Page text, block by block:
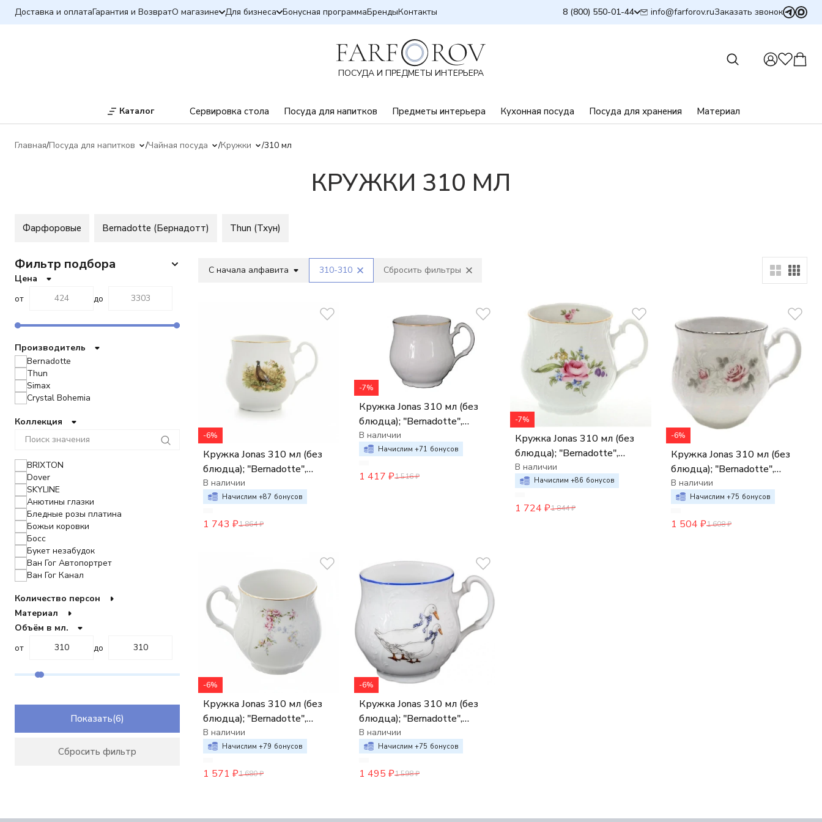
Доставка и оплатаГарантия и ВозвратО магазине Для бизнеса Бонусная программаБрендыКонтакты 8 (800) 550-01-44 info@farforov.ruЗаказать звонок
ПОСУДА И ПРЕДМЕТЫ ИНТЕРЬЕРА
Каталог Сервировка стола Посуда для напитков Предметы интерьера Кухонная посуда Посуда для хранения Материал
Главная Посуда для напитков Чайная посуда Кружки 310 мл
КРУЖКИ 310 МЛ
Фарфоровые Bernadotte (Бернадотт) Thun (Тхун)
C начала алфавита 310-310 Сбросить фильтры
-6%
Кружка Jonas 310 мл (без
блюдца); "Bernadotte",
декор "Охотничьи
сюжеты",
В наличии
Начислим +87 бонусов
1 743 ₽1 864₽
-7%
Кружка Jonas 310 мл (без
блюдца); "Bernadotte",
декор "Отводка золото",
В наличии
Начислим +71 бонусов
1 417 ₽1 516₽
-7%
Кружка Jonas 310 мл (без
блюдца); "Bernadotte",
декор "Мейсенский букет",
В наличии
Начислим +86 бонусов
1 724 ₽1 844₽
-6%
Кружка Jonas 310 мл (без
блюдца); "Bernadotte",
декор "Бледные розы,
отводка платина",
В наличии
Начислим +75 бонусов
1 504 ₽1 608₽
-6%
Кружка Jonas 310 мл (без
блюдца); "Bernadotte",
декор "Дикая роза, отводка
золото",
В наличии
Начислим +79 бонусов
1 571 ₽1 680₽
-6%
Кружка Jonas 310 мл (без
блюдца); "Bernadotte",
декор "Гуси" ,
В наличии
Начислим +75 бонусов
1 495 ₽1 598₽
Фильтр подбора
Цена
от
до
Производитель
Bernadotte
Thun
Simax
Crystal Bohemia
Коллекция
BRIXTON
Dover
SKYLINE
Анютины глазки
Бледные розы платина
Божьи коровки
Босс
Букет незабудок
Ван Гог Автопортрет
Ван Гог Канал
Ван Гог Подсолнухи
Ван Гог Птицы
Гоген Женщины с собакой
Гоген Натюрмотр
Гоген Сидящие Женщины
Деньги
Джинсы
Дикая роза
Количество персон
Материал
Объём в мл.
от
до
Показать
Сбросить фильтр